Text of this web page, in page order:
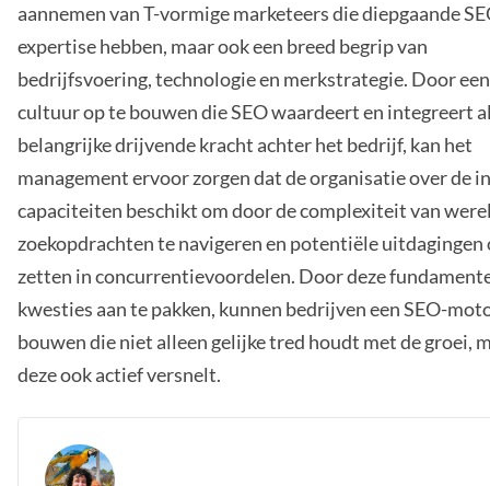
aannemen van T-vormige marketeers die diepgaande
expertise hebben, maar ook een breed begrip van
bedrijfsvoering, technologie en merkstrategie. Door een
cultuur op te bouwen die SEO waardeert en integreert
belangrijke drijvende kracht achter het bedrijf, kan het
management ervoor zorgen dat de organisatie over de
capaciteiten beschikt om door de complexiteit van
zoekopdrachten te navigeren en potentiële uitdagingen
zetten in concurrentievoordelen. Door deze
kwesties aan te pakken, kunnen bedrijven een SEO-
bouwen die niet alleen gelijke tred houdt met de groei,
deze ook actief versnelt.